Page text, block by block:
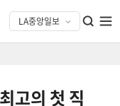
고의 첫 직